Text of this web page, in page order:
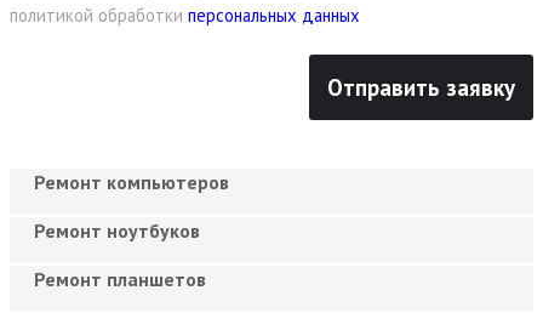
политикой обработки персональных данных
Ремонт компьютеров
Ремонт ноутбуков
Ремонт планшетов